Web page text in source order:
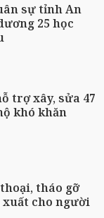
sự tỉnh An
25 học
trợ xây, sửa 47
khó khăn
tháo gỡ
xuất cho người